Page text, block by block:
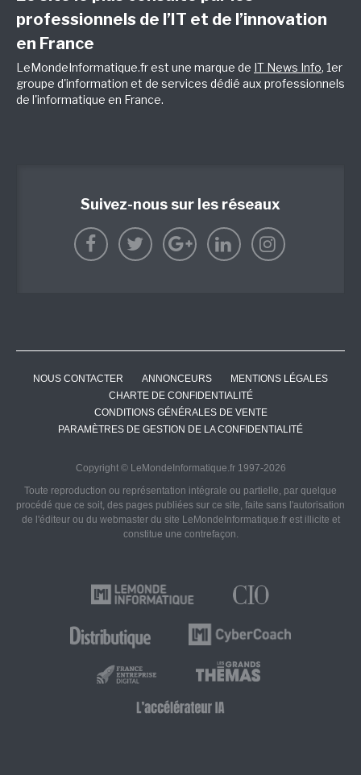
professionnels de l’IT et de l’innovation
en France
LeMondeInformatique.fr est une marque de IT News Info, 1er
groupe d'information et de services dédié aux professionnels
de l'informatique en France.
Suivez-nous sur les réseaux
NOUS CONTACTER ANNONCEURS
MENTIONS LÉGALES
CHARTE DE CONFIDENTIALITÉ
CONDITIONS GÉNÉRALES DE VENTE
PARAMÈTRES DE GESTION DE LA CONFIDENTIALITÉ
Copyright © LeMondeInformatique.fr 1997-2026
Toute reproduction ou représentation intégrale ou partielle, par quelque
procédé que ce soit, des pages publiées sur ce site, faite sans l'autorisation
de l'éditeur ou du webmaster du site LeMondeInformatique.fr est illicite et
constitue une contrefaçon.